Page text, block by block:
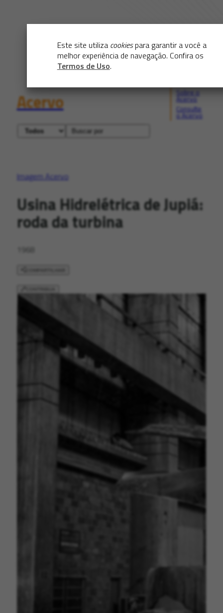
Este site utiliza cookiespara garantir a você a
melhor experiência de navegação. Confira os
Termos de Uso.
Acervo
Consulte
Imagem Acervo
Usina Hidrelétrica de Jupiá:
roda da turbina
1968